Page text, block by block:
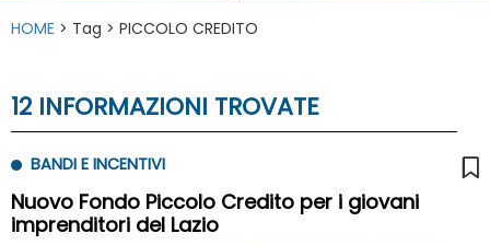
HOME > Tag > PICCOLO CREDITO
12 INFORMAZIONI TROVATE
BANDI E INCENTIVI
Nuovo Fondo Piccolo Credito per i giovani
imprenditori del Lazio